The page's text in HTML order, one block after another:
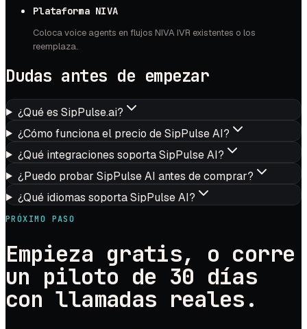
Plataforma NIVA
Coloca voice agents en flujos NIVA IVR existentes o los
reemplaza.
Dudas antes de empezar
¿Qué es SipPulse.ai?
¿Cómo funciona el precio de SipPulse AI?
¿Qué integraciones soporta SipPulse AI?
¿Puedo probar SipPulse AI antes de comprar?
¿Qué idiomas soporta SipPulse AI?
PRÓXIMO PASO
Empieza gratis, o corre
un piloto de 30 días
con llamadas reales.